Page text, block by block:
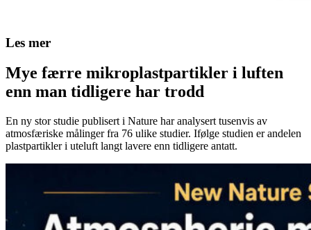
Les mer
Mye færre mikroplastpartikler i luften
enn man tidligere har trodd
En ny stor studie publisert i Nature har analysert tusenvis av
atmosfæriske målinger fra 76 ulike studier. Ifølge studien er andelen
plastpartikler i uteluft langt lavere enn tidligere antatt.